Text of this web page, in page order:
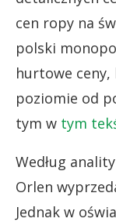
cen ropy na
polski
hurtowe ceny,
poziomie od
tym w tym
Według
Orlen
Jednak w